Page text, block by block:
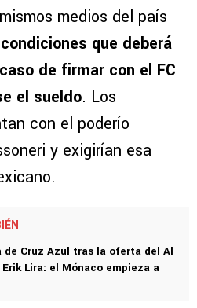
medios del país
que deberá
de firmar con el FC
el sueldo. Los
con el poderío
y exigirían esa
de Cruz Azul tras la oferta del Al
Lira: el Mónaco empieza a